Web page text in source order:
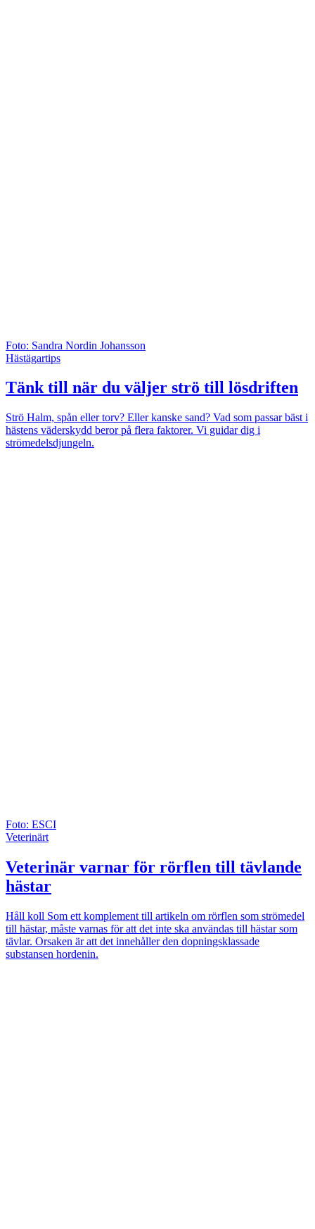
Foto: Sandra Nordin Johansson
Hästägartips
Tänk till när du väljer strö till lösdriften
Strö Halm, spån eller torv? Eller kanske sand? Vad som passar bäst i
hästens väderskydd beror på flera faktorer. Vi guidar dig i
strömedelsdjungeln.
Foto: ESCI
Veterinärt
Veterinär varnar för rörflen till tävlande
hästar
Håll koll Som ett komplement till artikeln om rörflen som strömedel
till hästar, måste varnas för att det inte ska användas till hästar som
tävlar. Orsaken är att det innehåller den dopningsklassade
substansen hordenin.